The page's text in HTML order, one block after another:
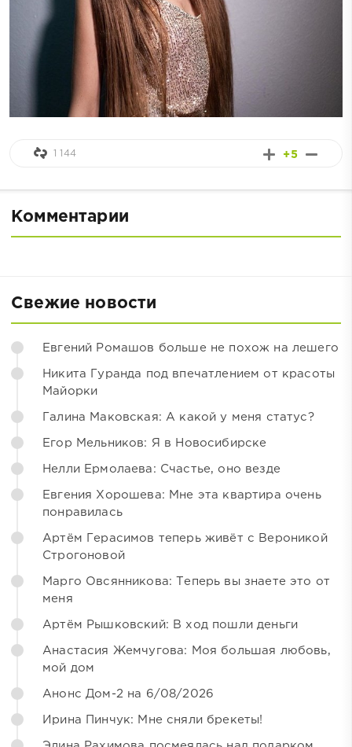
+5
1 144
Комментарии
Свежие новости
Евгений Ромашов больше не похож на лешего
Никита Гуранда под впечатлением от красоты
Майорки
Галина Маковская: А какой у меня статус?
Егор Мельников: Я в Новосибирске
Нелли Ермолаева: Счастье, оно везде
Евгения Хорошева: Мне эта квартира очень
понравилась
Артём Герасимов теперь живёт с Вероникой
Строгоновой
Марго Овсянникова: Теперь вы знаете это от
меня
Артём Рышковский: В ход пошли деньги
Анастасия Жемчугова: Моя большая любовь,
мой дом
Анонс Дом-2 на 6/08/2026
Ирина Пинчук: Мне сняли брекеты!